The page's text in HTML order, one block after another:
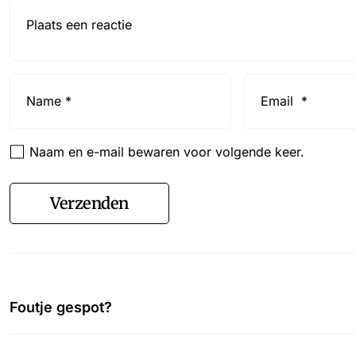
Naam en e-mail bewaren voor volgende keer.
Verzenden
Foutje gespot?